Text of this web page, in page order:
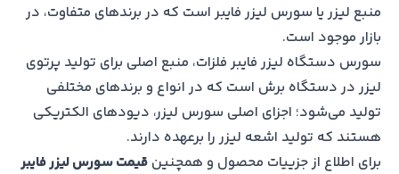
منبع لیزر یا سورس لیزر فایبر است که در برندهای متفاوت، در
بازار موجود است.
سورس دستگاه لیزر فایبر فلزات، منبع اصلی برای تولید پرتوی
لیزر در دستگاه برش است که در انواع و برندهای مختلفی
تولید می‌شود؛ اجزای اصلی سورس لیزر، دیودهای الکتریکی
هستند که تولید اشعه لیزر را برعهده دارند.
برای اطلاع از جزییات محصول و همچنین قیمت سورس لیزر فایبر